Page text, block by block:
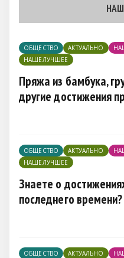
ОБЩЕСТВО АКТУАЛЬНО
НАШЕЛУЧШЕЕ
Пряжа из бамбука,
другие достижения
ОБЩЕСТВО АКТУАЛЬНО
НАШЕЛУЧШЕЕ
Знаете о
последнего
ОБЩЕСТВО АКТУАЛЬНО